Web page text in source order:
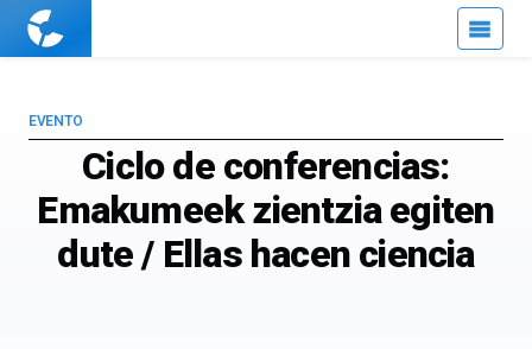
Cuaderno
Ciclo de conferencias:
Emakumeek zientzia egiten
dute / Ellas hacen ciencia
EVENTO